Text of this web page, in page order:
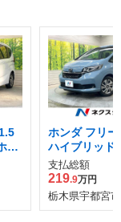
ン
ホンダ フリ
ハイブリッド
ダセンシング
支払総額
219.9万円
栃木県宇都宮市